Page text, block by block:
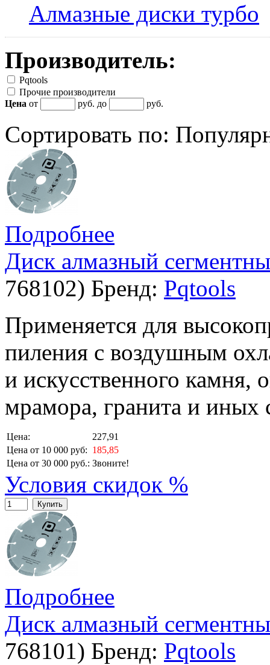
Алмазные диски турбо
Производитель:
Pqtools
Прочие производители
Цена от руб. до руб.
Сортировать по:
Подробнее
Диск алмазный
768102) Бренд: Pqtools
Применяется для
пиления с воздушным
и искусственного камня,
мрамора, гранита и иных
Цена:
227,91
Цена от 10 000 руб: 185,85
Цена от 30 000 руб.: Звоните!
Условия скидок %
Купить
Подробнее
Диск алмазный
768101) Бренд: Pqtools